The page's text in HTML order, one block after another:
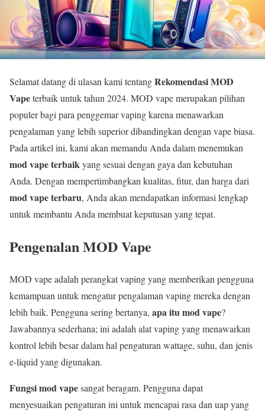
Selamat datang di ulasan kami tentangRekomendasi MOD
Vapeterbaik untuk tahun 2024. MOD vape merupakan pilihan
populer bagi para penggemar vaping karena menawarkan
pengalaman yang lebih superior dibandingkan dengan vape biasa.
Pada artikel ini, kami akan memandu Anda dalam menemukan
mod vape terbaikyang sesuai dengan gaya dan kebutuhan
Anda. Dengan mempertimbangkan kualitas, fitur, dan harga dari
mod vape terbaru, Anda akan mendapatkan informasi lengkap
untuk membantu Anda membuat keputusan yang tepat.
Pengenalan MOD Vape
MOD vape adalah perangkat vaping yang memberikan pengguna
kemampuan untuk mengatur pengalaman vaping mereka dengan
lebih baik. Pengguna sering bertanya, apa itu mod vape?
Jawabannya sederhana; ini adalah alat vaping yang menawarkan
kontrol lebih besar dalam hal pengaturan wattage, suhu, dan jenis
e-liquid yang digunakan.
Fungsi mod vapesangat beragam. Pengguna dapat
menyesuaikan pengaturan ini untuk mencapai rasa dan uap yang